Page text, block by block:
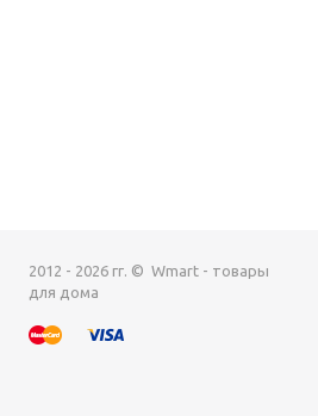
2012 - 2026 гг. © Wmart - товары
для дома